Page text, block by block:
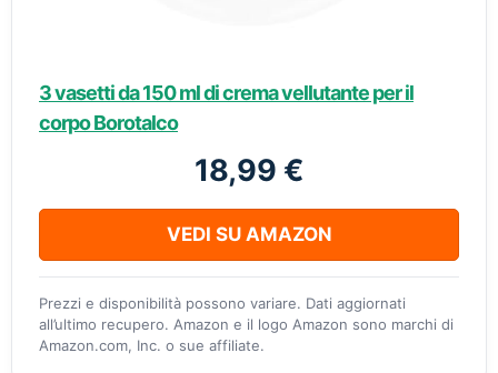
3 vasetti da 150 ml di crema vellutante per il
corpo Borotalco
18,99 €
VEDI SU AMAZON
Prezzi e disponibilità possono variare. Dati aggiornati
all’ultimo recupero. Amazon e il logo Amazon sono marchi di
Amazon.com, Inc. o sue affiliate.